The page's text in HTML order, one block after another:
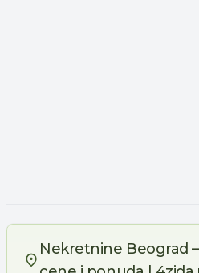
Nekretnine Beograd